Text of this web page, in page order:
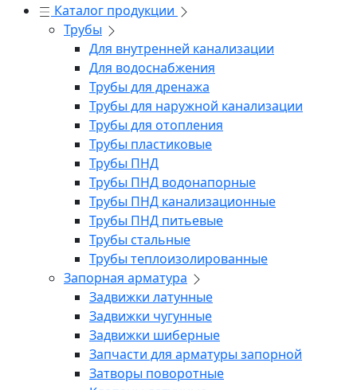
Каталог продукции
Трубы
Для внутренней канализации
Для водоснабжения
Трубы для дренажа
Трубы для наружной канализации
Трубы для отопления
Трубы пластиковые
Трубы ПНД
Трубы ПНД водонапорные
Трубы ПНД канализационные
Трубы ПНД питьевые
Трубы стальные
Трубы теплоизолированные
Запорная арматура
Задвижки латунные
Задвижки чугунные
Задвижки шиберные
Запчасти для арматуры запорной
Затворы поворотные